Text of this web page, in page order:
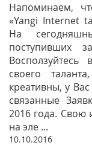
Напоминаем,
«Yangi Internet
На
поступивших
своего
креативны, у
связанные
2016 года. Свою
на эле ...
10.10.2016